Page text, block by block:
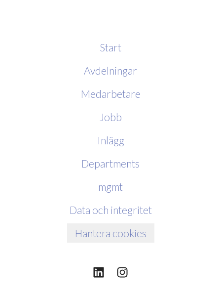
Start
Avdelningar
Medarbetare
Jobb
Inlägg
Departments
mgmt
Data och integritet
Hantera cookies